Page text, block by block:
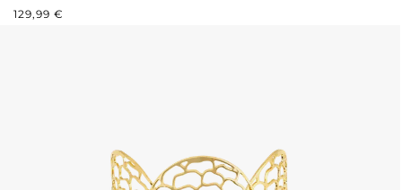
PREZZO NORMALE:
129,99 €